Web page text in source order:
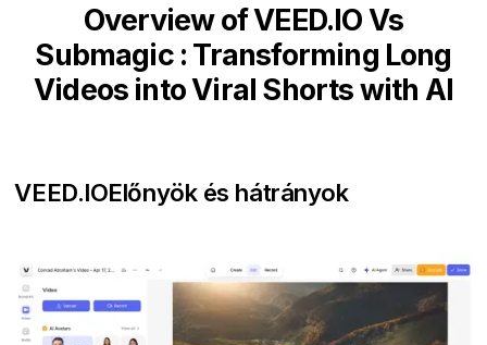
Overview of VEED.IO Vs
Submagic : Transforming Long
Videos into Viral Shorts with AI
VEED.IOElőnyök és hátrányok